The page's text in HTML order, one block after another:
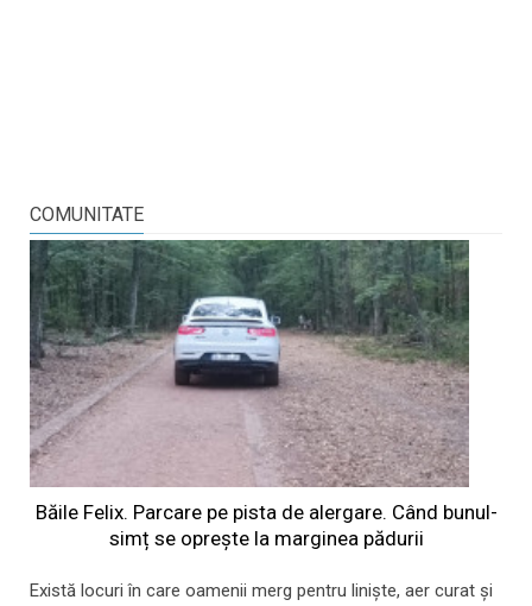
COMUNITATE
Băile Felix. Parcare pe pista de alergare. Când bunul-
simț se oprește la marginea pădurii
Există locuri în care oamenii merg pentru liniște, aer curat și